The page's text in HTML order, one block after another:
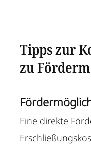
Tipps zur
zu
Eine direkte